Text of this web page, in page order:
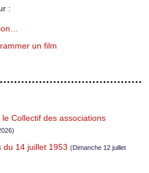
:
un film
Collectif des associations
du 14 juillet 1953 (Dimanche 12 juillet